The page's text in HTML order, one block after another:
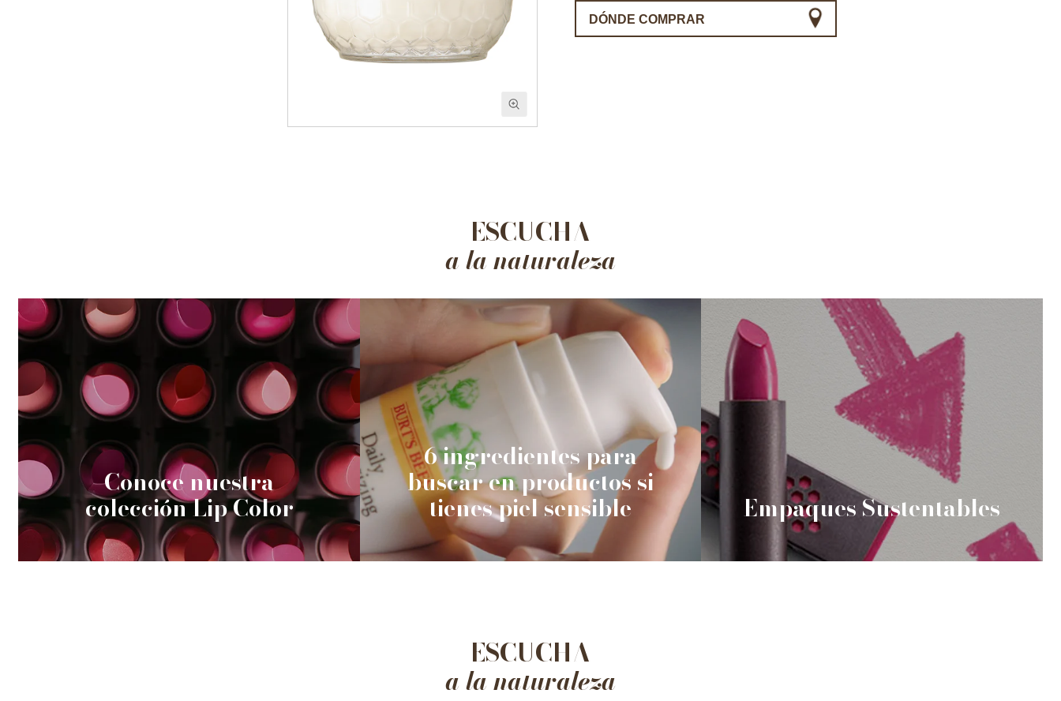
DÓNDE COMPRAR
ESCUCHA
a la naturaleza
Conoce nuestra
colección Lip Color
6 ingredientes para
buscar en productos si
tienes piel sensible Empaques Sustentables
ESCUCHA
a la naturaleza